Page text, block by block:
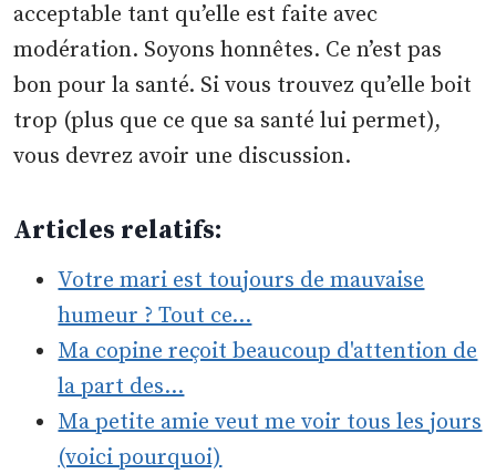
acceptable tant qu’elle est faite avec
modération. Soyons honnêtes. Ce n’est pas
bon pour la santé. Si vous trouvez qu’elle boit
trop (plus que ce que sa santé lui permet),
vous devrez avoir une discussion.
Articles relatifs:
Votre mari est toujours de mauvaise
humeur ? Tout ce…
Ma copine reçoit beaucoup d'attention de
la part des…
Ma petite amie veut me voir tous les jours
(voici pourquoi)